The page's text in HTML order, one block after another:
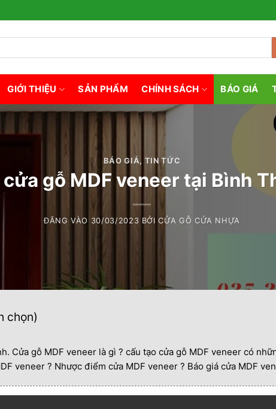
GIỚI THIỆU SẢN PHẨM CHÍNH SÁCH BÁO GIÁ
BÁO GIÁ, TIN TỨC
cửa gỗ MDF veneer tại Bình
ĐĂNG VÀO 30/03/2023 BỞICỬA GỖ CỬA NHỰA
chọn)
Cửa gỗ MDF veneer là gì ? cấu tạo cửa gỗ MDF veneer có
veneer ? Nhược điểm cửa MDF veneer ? Báo giá cửa MDF